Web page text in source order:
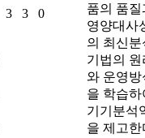
3 3 0
품의 품질
영양대사
의 최신분
기법의 원
와 운영방
을 학습하
기기분석
을 제고한